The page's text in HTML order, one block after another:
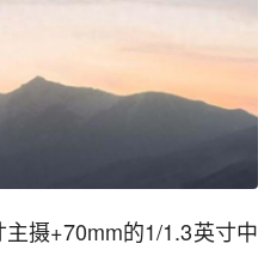
摄+70mm的1/1.3英寸中